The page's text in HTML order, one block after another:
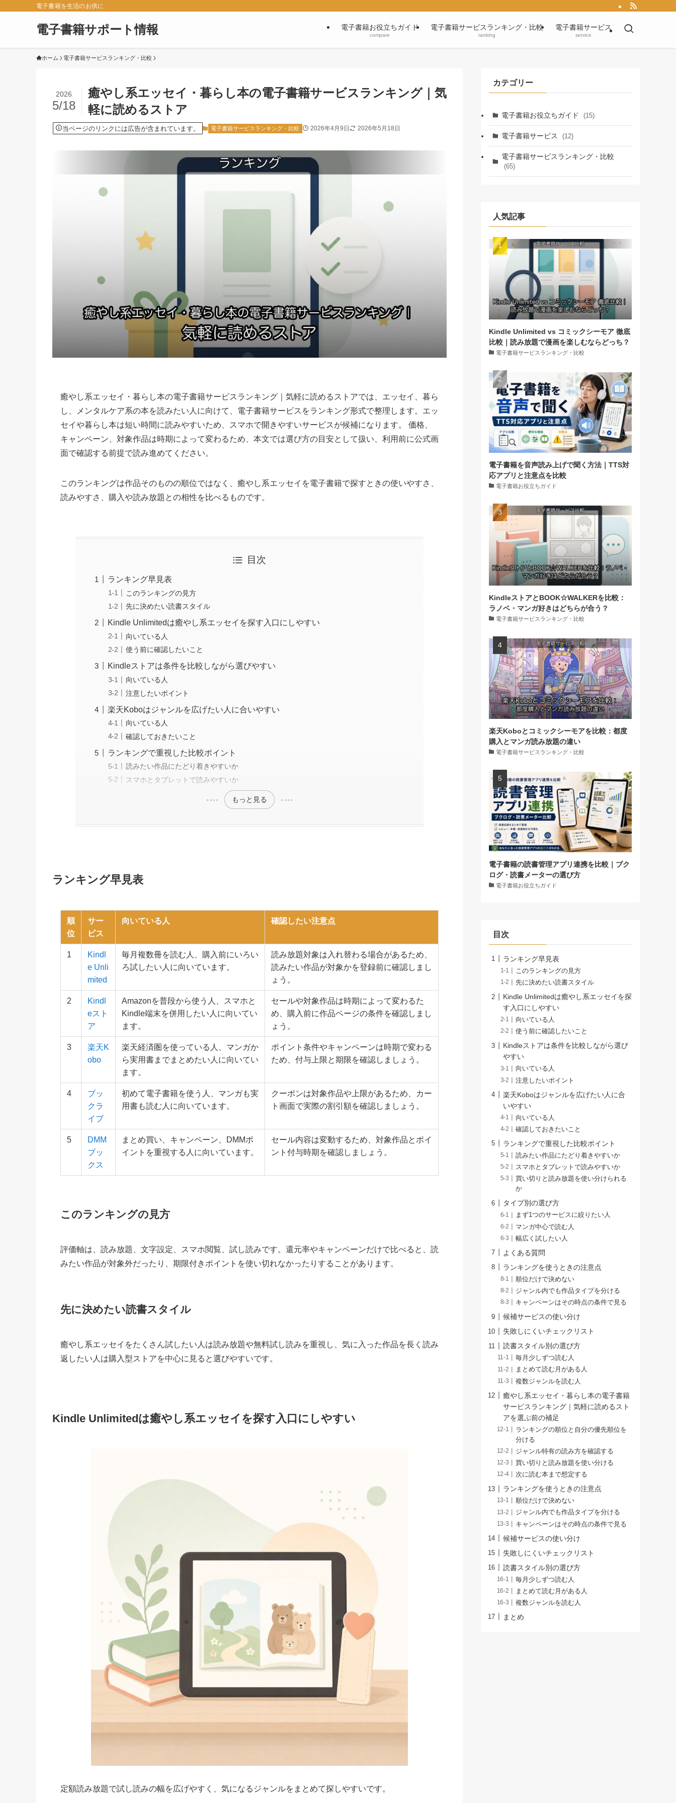
電子書籍を生活のお供に
電子書籍サポート情報 電子書籍お役立ちガイド
compare
電子書籍サービスランキング・比較
ranking
電子書籍サービス
service
ホーム 電子書籍サービスランキング・比較
癒やし系エッセイ・暮らし本の電子書籍サービスランキング｜気
軽に読めるストア
2026
5/18
当ページのリンクには広告が含まれています。 電子書籍サービスランキング・比較 2026年4月9日 2026年5月18日
癒やし系エッセイ・暮らし本の電子書籍サービスランキング｜気軽に読めるストアでは、エッセイ、暮ら
し、メンタルケア系の本を読みたい人に向けて、電子書籍サービスをランキング形式で整理します。エッ
セイや暮らし本は短い時間に読みやすいため、スマホで開きやすいサービスが候補になります。 価格、
キャンペーン、対象作品は時期によって変わるため、本文では選び方の目安として扱い、利用前に公式画
面で確認する前提で読み進めてください。
このランキングは作品そのものの順位ではなく、癒やし系エッセイを電子書籍で探すときの使いやすさ、
読みやすさ、購入や読み放題との相性を比べるものです。
目次
ランキング早見表
このランキングの見方
先に決めたい読書スタイル
Kindle Unlimitedは癒やし系エッセイを探す入口にしやすい
向いている人
使う前に確認したいこと
Kindleストアは条件を比較しながら選びやすい
向いている人
注意したいポイント
楽天Koboはジャンルを広げたい人に合いやすい
向いている人
確認しておきたいこと
ランキングで重視した比較ポイント
読みたい作品にたどり着きやすいか
スマホとタブレットで読みやすいか
もっと見る
ランキング早見表
順
位
サー
ビス
向いている人 確認したい注意点
1
Kindl
e Unli
mited
毎月複数冊を読む人、購入前にいろい
ろ試したい人に向いています。
読み放題対象は入れ替わる場合があるため、
読みたい作品が対象かを登録前に確認しまし
ょう。
2
Kindl
eスト
ア
Amazonを普段から使う人、スマホと
Kindle端末を併用したい人に向いてい
ます。
セールや対象作品は時期によって変わるた
め、購入前に作品ページの条件を確認しまし
ょう。
3
楽天K
obo
楽天経済圏を使っている人、マンガか
ら実用書までまとめたい人に向いてい
ます。
ポイント条件やキャンペーンは時期で変わる
ため、付与上限と期限を確認しましょう。
4
ブッ
クラ
イブ
初めて電子書籍を使う人、マンガも実
用書も読む人に向いています。
クーポンは対象作品や上限があるため、カー
ト画面で実際の割引額を確認しましょう。
5
DMM
ブッ
クス
まとめ買い、キャンペーン、DMMポ
イントを重視する人に向いています。
セール内容は変動するため、対象作品とポイ
ント付与時期を確認しましょう。
このランキングの見方
評価軸は、読み放題、文字設定、スマホ閲覧、試し読みです。還元率やキャンペーンだけで比べると、読
みたい作品が対象外だったり、期限付きポイントを使い切れなかったりすることがあります。
先に決めたい読書スタイル
癒やし系エッセイをたくさん試したい人は読み放題や無料試し読みを重視し、気に入った作品を長く読み
返したい人は購入型ストアを中心に見ると選びやすいです。
Kindle Unlimitedは癒やし系エッセイを探す入口にしやすい
定額読み放題で試し読みの幅を広げやすく、気になるジャンルをまとめて探しやすいです。
カテゴリー
電子書籍お役立ちガイド (15)
電子書籍サービス (12)
電子書籍サービスランキング・比較
(65)
人気記事
Kindle Unlimited vs コミックシーモア 徹底
比較｜読み放題で漫画を楽しむならどっち？
電子書籍サービスランキング・比較
電子書籍を音声読み上げで聞く方法｜TTS対
応アプリと注意点を比較
電子書籍お役立ちガイド
KindleストアとBOOK☆WALKERを比較：
ラノベ・マンガ好きはどちらが合う？
電子書籍サービスランキング・比較
楽天Koboとコミックシーモアを比較：都度
購入とマンガ読み放題の違い
電子書籍サービスランキング・比較
電子書籍の読書管理アプリ連携を比較｜ブク
ログ・読書メーターの選び方
電子書籍お役立ちガイド
目次
ランキング早見表
このランキングの見方
先に決めたい読書スタイル
Kindle Unlimitedは癒やし系エッセイを探
す入口にしやすい
向いている人
使う前に確認したいこと
Kindleストアは条件を比較しながら選び
やすい
向いている人
注意したいポイント
楽天Koboはジャンルを広げたい人に合
いやすい
向いている人
確認しておきたいこと
ランキングで重視した比較ポイント
読みたい作品にたどり着きやすいか
スマホとタブレットで読みやすいか
買い切りと読み放題を使い分けられる
か
タイプ別の選び方
まず1つのサービスに絞りたい人
マンガ中心で読む人
幅広く試したい人
よくある質問
ランキングを使うときの注意点
順位だけで決めない
ジャンル内でも作品タイプを分ける
キャンペーンはその時点の条件で見る
候補サービスの使い分け
失敗しにくいチェックリスト
読書スタイル別の選び方
毎月少しずつ読む人
まとめて読む月がある人
複数ジャンルを読む人
癒やし系エッセイ・暮らし本の電子書籍
サービスランキング｜気軽に読めるスト
アを選ぶ前の補足
ランキングの順位と自分の優先順位を
分ける
ジャンル特有の読み方を確認する
買い切りと読み放題を使い分ける
次に読む本まで想定する
ランキングを使うときの注意点
順位だけで決めない
ジャンル内でも作品タイプを分ける
キャンペーンはその時点の条件で見る
候補サービスの使い分け
失敗しにくいチェックリスト
読書スタイル別の選び方
毎月少しずつ読む人
まとめて読む月がある人
複数ジャンルを読む人
まとめ